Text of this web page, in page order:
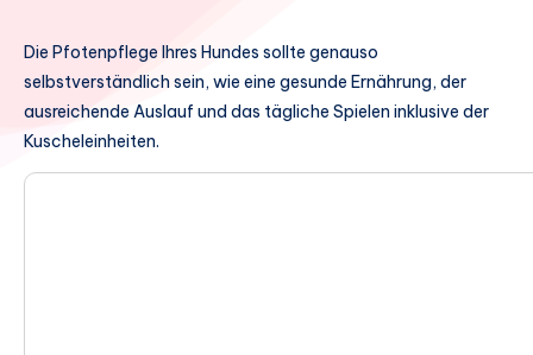
Die Pfotenpflege Ihres Hundes sollte genauso
selbstverständlich sein, wie eine gesunde Ernährung, der
ausreichende Auslauf und das tägliche Spielen inklusive der
Kuscheleinheiten.